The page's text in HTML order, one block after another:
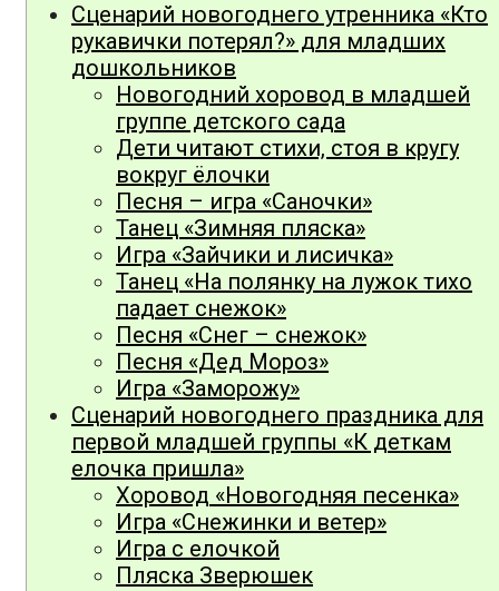
Сценарий новогоднего утренника «Кто
рукавички потерял?» для младших
дошкольников
Новогодний хоровод в младшей
группе детского сада
Дети читают стихи, стоя в кругу
вокруг ёлочки
Песня – игра «Саночки»
Танец «Зимняя пляска»
Игра «Зайчики и лисичка»
Танец «На полянку на лужок тихо
падает снежок»
Песня «Снег – снежок»
Песня «Дед Мороз»
Игра «Заморожу»
Сценарий новогоднего праздника для
первой младшей группы «К деткам
елочка пришла»
Хоровод «Новогодняя песенка»
Игра «Снежинки и ветер»
Игра с елочкой
Пляска Зверюшек